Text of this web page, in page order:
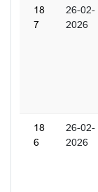
18
7
26-02-
2026
18
6
26-02-
2026